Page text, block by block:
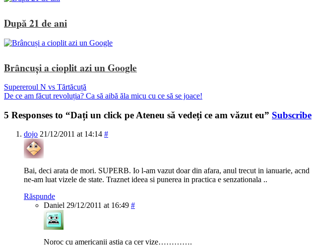
După 21 de ani
Brâncuși a cioplit azi un Google
Supereroul N vs Tărtăcuță
De ce am făcut revoluția? Ca să aibă ăla micu cu ce să se joace!
5 Responses to “Dați un click pe Ateneu să vedeți ce am văzut eu” Subscribe
dojo 21/12/2011 at 14:14 #
Bai, deci arata de mori. SUPERB. Io l-am vazut doar din afara, anul trecut in ianuarie, acnd
ne-am luat vizele de state. Traznet ideea si punerea in practica e senzationala ..
Răspunde
Daniel 29/12/2011 at 16:49 #
Noroc cu americanii astia ca cer vize………….